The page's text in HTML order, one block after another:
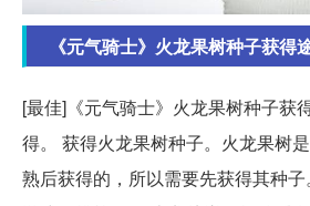
《元气骑士》火龙果树种子获得
[最佳]《元气骑士》火龙果树种子获
得。 获得火龙果树种子。火龙果树
熟后获得的，所以需要先获得其种